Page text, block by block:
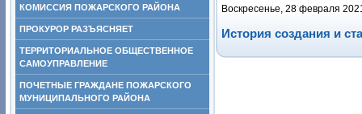
КОМИССИЯ ПОЖАРСКОГО РАЙОНА
ПРОКУРОР РАЗЪЯСНЯЕТ
ТЕРРИТОРИАЛЬНОЕ ОБЩЕСТВЕННОЕ
САМОУПРАВЛЕНИЕ
ПОЧЕТНЫЕ ГРАЖДАНЕ ПОЖАРСКОГО
МУНИЦИПАЛЬНОГО РАЙОНА
Воскресенье, 28 февраля
История создания и